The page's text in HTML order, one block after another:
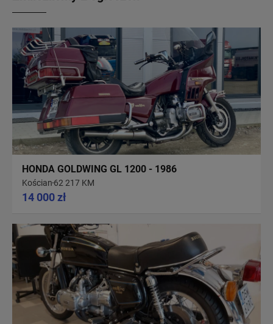
HONDA GOLDWING GL 1200 - 1986
Kościan 62 217 KM
14 000 zł